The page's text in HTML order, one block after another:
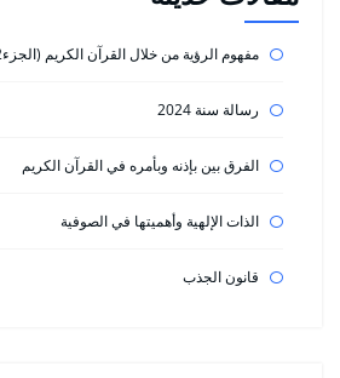
مفهوم الرؤية من خلال القرآن الكريم (الجزء2)
رسالة سنة 2024
الفرق بين بإذنه وبأمره في القرآن الكريم
الذات الإلهية وأهميتها في الصوفية
قانون الجذب